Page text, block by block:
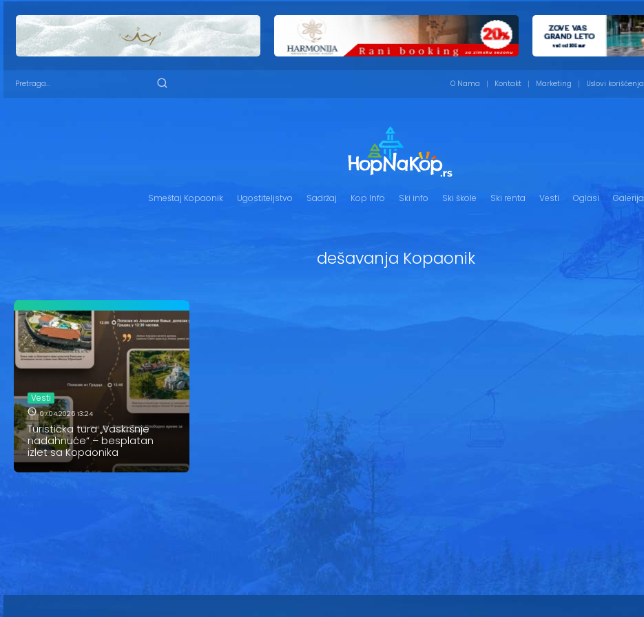
O Nama Kontakt Marketing Uslovi korišćenja
Smeštaj Kopaonik Ugostiteljstvo Sadržaj Kop Info Ski info Ski škole Ski renta Vesti Oglasi Galerija
dešavanja Kopaonik
Vesti
07.04.2026 13:24
Turistička tura „Vaskršnje
nadahnuće“ – besplatan
izlet sa Kopaonika